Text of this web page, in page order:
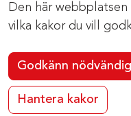
Den här webbplatsen
vilka kakor du vill
Godkänn
Hantera kakor
Kontakta